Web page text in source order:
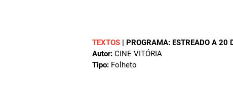
TEXTOS | PROGRAMA: ESTREADO A 20
Autor: CINE VITÓRIA
Tipo: Folheto